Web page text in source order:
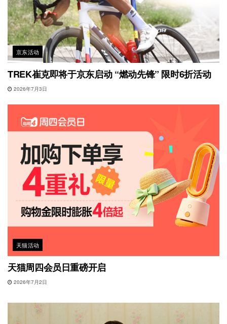
京东活动
TREK崔克即将于京东启动 “燃动先锋” 限时6折活动
2026年7月3日
天猫活动
天猫周四会员日重磅开启
2026年7月2日